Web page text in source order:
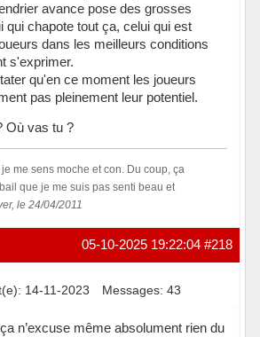
avance pose des grosses
qui chapote tout ça, celui qui est
dans les meilleurs conditions
s'exprimer.
qu'en ce moment les joueurs
pas pleinement leur potentiel.
Où vas tu ?
me sens moche et con. Du coup, ça
que je me suis pas senti beau et
le 24/04/2011
#218
05-10-2025 19:22:04
14-11-2023 Messages: 43
n’excuse même absolument rien du